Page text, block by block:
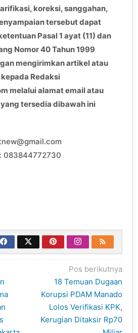
koreksi, sanggahan,
tersebut dapat
Pasal 1 ayat (11) dan
Nomor 40 Tahun 1999
mengirimkan artikel atau
Redaksi
melalui alamat email atau
tersedia dibawah ini
083844772730
Pos berikutnya
18 Temuan Dugaan
Korupsi PDAM Manado
Lolos Verifikasi KPK,
Kerugian Ditaksir Rp70